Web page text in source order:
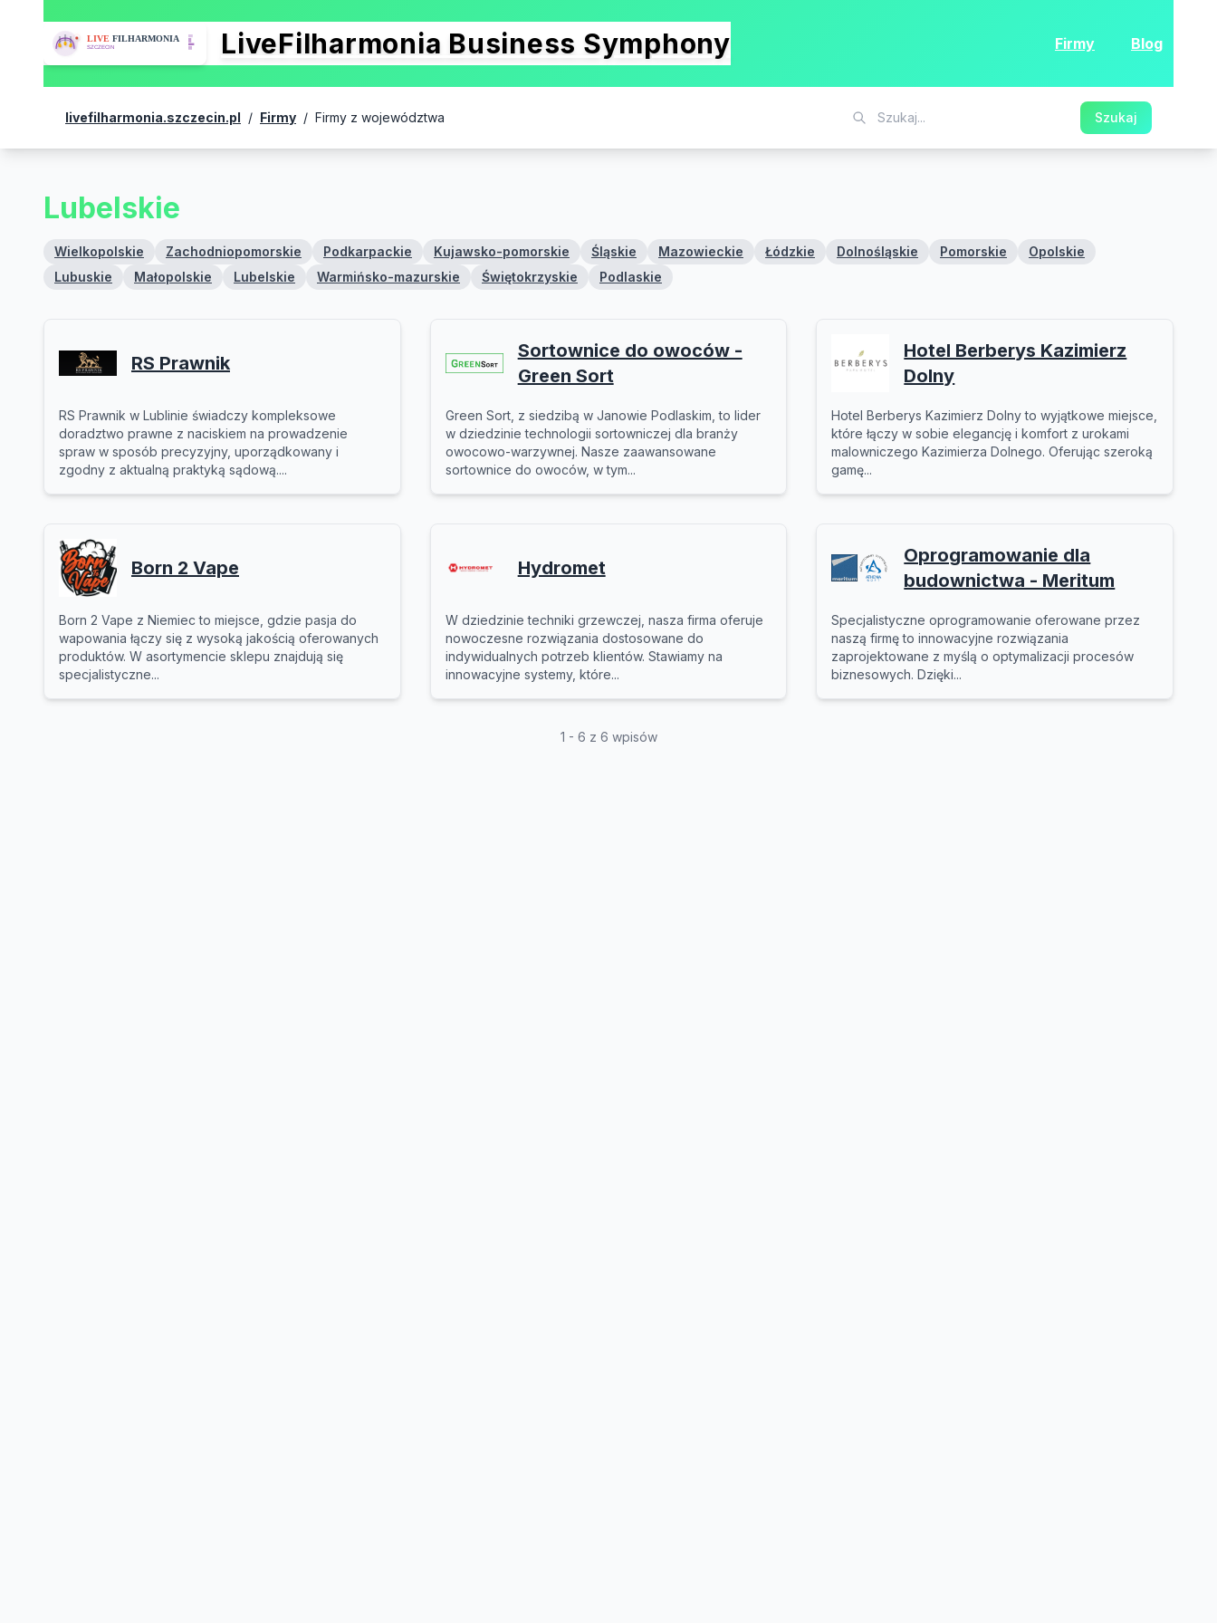
LiveFilharmonia Business Symphony Firmy Blog
livefilharmonia.szczecin.pl / Firmy / Firmy z województwa Szukaj
Lubelskie
Wielkopolskie Zachodniopomorskie Podkarpackie Kujawsko-pomorskie Śląskie Mazowieckie Łódzkie Dolnośląskie Pomorskie
Opolskie
Lubuskie
Małopolskie Lubelskie Warmińsko-mazurskie Świętokrzyskie Podlaskie
RS Prawnik
RS Prawnik w Lublinie świadczy kompleksowe
doradztwo prawne z naciskiem na prowadzenie
spraw w sposób precyzyjny, uporządkowany i
zgodny z aktualną praktyką sądową....
Sortownice do owoców -
Green Sort
Green Sort, z siedzibą w Janowie Podlaskim, to lider
w dziedzinie technologii sortowniczej dla branży
owocowo-warzywnej. Nasze zaawansowane
sortownice do owoców, w tym...
Hotel Berberys Kazimierz
Dolny
Hotel Berberys Kazimierz Dolny to wyjątkowe miejsce,
które łączy w sobie elegancję i komfort z urokami
malowniczego Kazimierza Dolnego. Oferując szeroką
gamę...
Born 2 Vape
Born 2 Vape z Niemiec to miejsce, gdzie pasja do
wapowania łączy się z wysoką jakością oferowanych
produktów. W asortymencie sklepu znajdują się
specjalistyczne...
Hydromet
W dziedzinie techniki grzewczej, nasza firma oferuje
nowoczesne rozwiązania dostosowane do
indywidualnych potrzeb klientów. Stawiamy na
innowacyjne systemy, które...
Oprogramowanie dla
budownictwa - Meritum
Specjalistyczne oprogramowanie oferowane przez
naszą firmę to innowacyjne rozwiązania
zaprojektowane z myślą o optymalizacji procesów
biznesowych. Dzięki...
1 - 6 z 6 wpisów